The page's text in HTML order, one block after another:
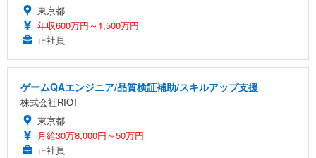
東京都
年収600万円～1,500万円
正社員
ゲームQAエンジニア/品質検証補助/スキルアップ支援
株式会社RIOT
東京都
月給30万8,000円～50万円
正社員